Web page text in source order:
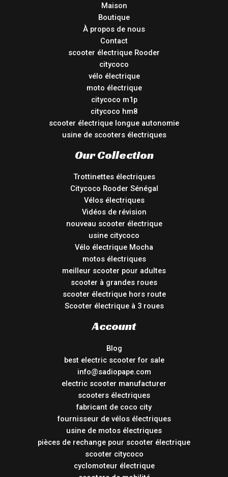
Maison
Boutique
À propos de nous
Contact
scooter électrique Rooder
citycoco
vélo électrique
moto électrique
citycoco m1p
citycoco hm8
scooter électrique longue autonomie
usine de scooters électriques
Our Collection
Trottinettes électriques
Citycoco Rooder Sénégal
Vélos électriques
Vidéos de révision
nouveau scooter électrique
usine citycoco
Vélo électrique Mocha
motos électriques
meilleur scooter pour adultes
scooter à grandes roues
scooter électrique hors route
Scooter électrique à 3 roues
Account
Blog
best electric scooter for sale
info@sadiopape.com
electric scooter manufacturer
scooters électriques
fabricant de coco city
fournisseur de vélos électriques
usine de motos électriques
pièces de rechange pour scooter électrique
scooter citycoco
cyclomoteur électrique